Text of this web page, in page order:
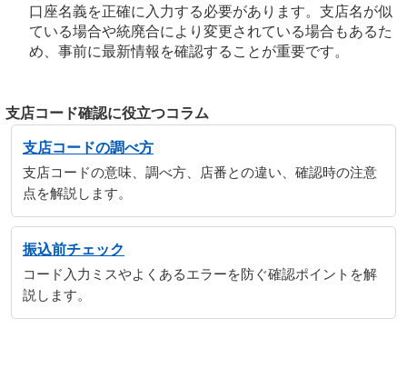
口座名義を正確に入力する必要があります。支店名が似
ている場合や統廃合により変更されている場合もあるた
め、事前に最新情報を確認することが重要です。
支店コード確認に役立つコラム
支店コードの調べ方
支店コードの意味、調べ方、店番との違い、確認時の注意
点を解説します。
振込前チェック
コード入力ミスやよくあるエラーを防ぐ確認ポイントを解
説します。